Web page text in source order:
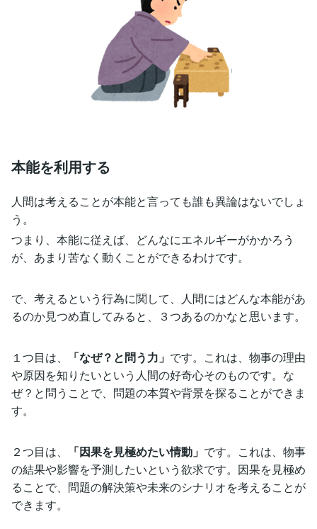
本能を利用する
人間は考えることが本能と言っても誰も異論はないでしょ
う。
つまり、本能に従えば、どんなにエネルギーがかかろう
が、あまり苦なく動くことができるわけです。
で、考えるという行為に関して、人間にはどんな本能があ
るのか見つめ直してみると、３つあるのかなと思います。
１つ目は、 「なぜ？と問う力」 です。これは、物事の理由
や原因を知りたいという人間の好奇心そのものです。な
ぜ？と問うことで、問題の本質や背景を探ることができま
す。
２つ目は、 「因果を見極めたい情動」 です。これは、物事
の結果や影響を予測したいという欲求です。因果を見極め
ることで、問題の解決策や未来のシナリオを考えることが
できます。